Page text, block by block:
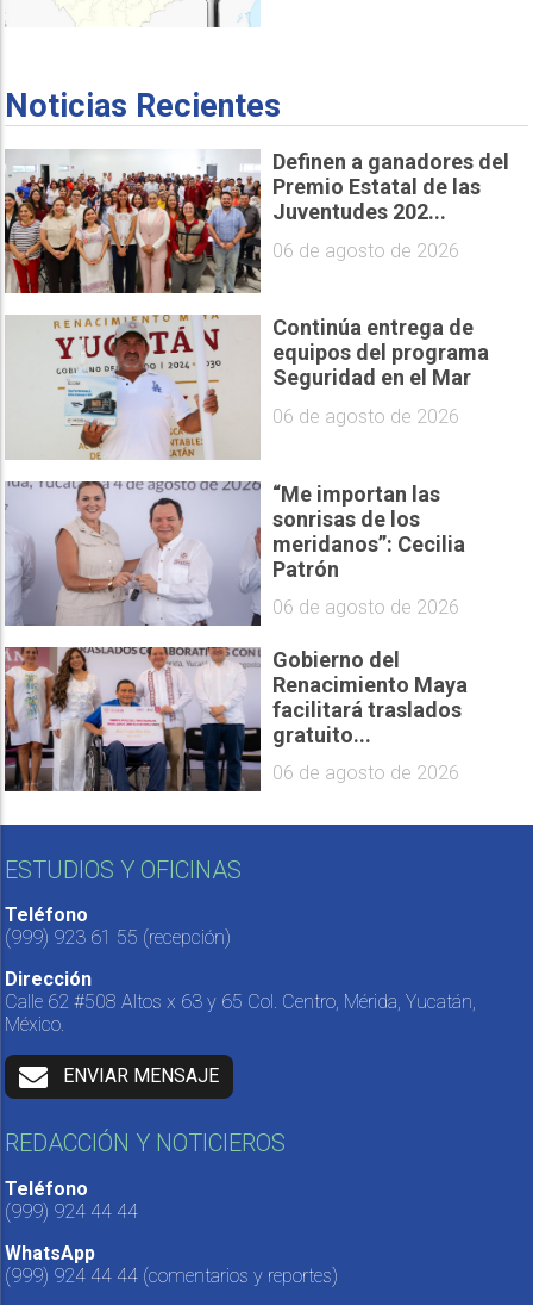
Noticias Recientes
Definen a ganadores del
Premio Estatal de las
Juventudes 202...
06 de agosto de 2026
Continúa entrega de
equipos del programa
Seguridad en el Mar
06 de agosto de 2026
“Me importan las
sonrisas de los
meridanos”: Cecilia
Patrón
06 de agosto de 2026
Gobierno del
Renacimiento Maya
facilitará traslados
gratuito...
06 de agosto de 2026
ESTUDIOS Y OFICINAS
Teléfono
(999) 923 61 55 (recepción)
Dirección
Calle 62 #508 Altos x 63 y 65 Col. Centro, Mérida, Yucatán,
México.
ENVIAR MENSAJE
REDACCIÓN Y NOTICIEROS
Teléfono
(999) 924 44 44
WhatsApp
(999) 924 44 44 (comentarios y reportes)